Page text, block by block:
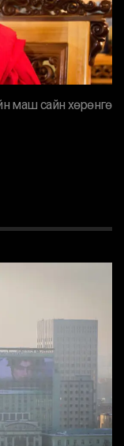
маш сайн хөрөнгө